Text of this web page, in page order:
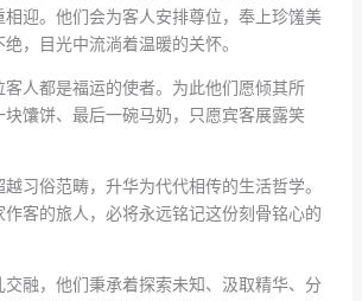
相迎。他们会为客人安排尊位，奉上珍馐美
，目光中流淌着温暖的关怀。
客人都是福运的使者。为此他们愿倾其所
块馕饼、最后一碗马奶，只愿宾客展露笑
习俗范畴，升华为代代相传的生活哲学。
作客的旅人，必将永远铭记这份刻骨铭心的
交融，他们秉承着探索未知、汲取精华、分